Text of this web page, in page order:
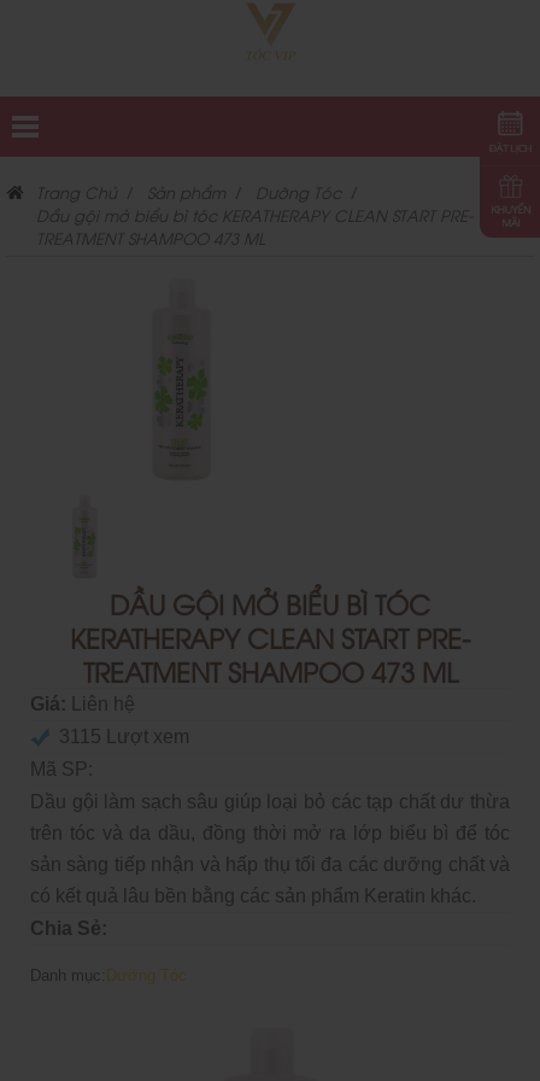
Trang Chủ Sản phẩm
Dưỡng Tóc
Dầu gội mở biểu bì tóc KERATHERAPY CLEAN START PRE-
TREATMENT SHAMPOO 473 ML
DẦU GỘI MỞ BIỂU BÌ TÓC
KERATHERAPY CLEAN START PRE-
TREATMENT SHAMPOO 473 ML
Giá:
Liên hệ
3115 Lượt xem
Mã SP:
Dầu gội làm sạch sâu giúp loại bỏ các tạp chất dư thừa
trên tóc và da dầu, đồng thời mở ra lớp biểu bì để tóc
sản sàng tiếp nhận và hấp thụ tối đa các dưỡng chất và
có kết quả lâu bền bằng các sản phẩm Keratin khác.
Chia Sẻ:
Danh mục: Dưỡng Tóc